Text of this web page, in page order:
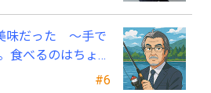
#6
味だった ～手で
食べるのはちょっ